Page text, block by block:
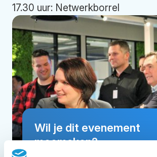
Wil je dit evenement
meemaken?
17.30 uur: Netwerkborrel